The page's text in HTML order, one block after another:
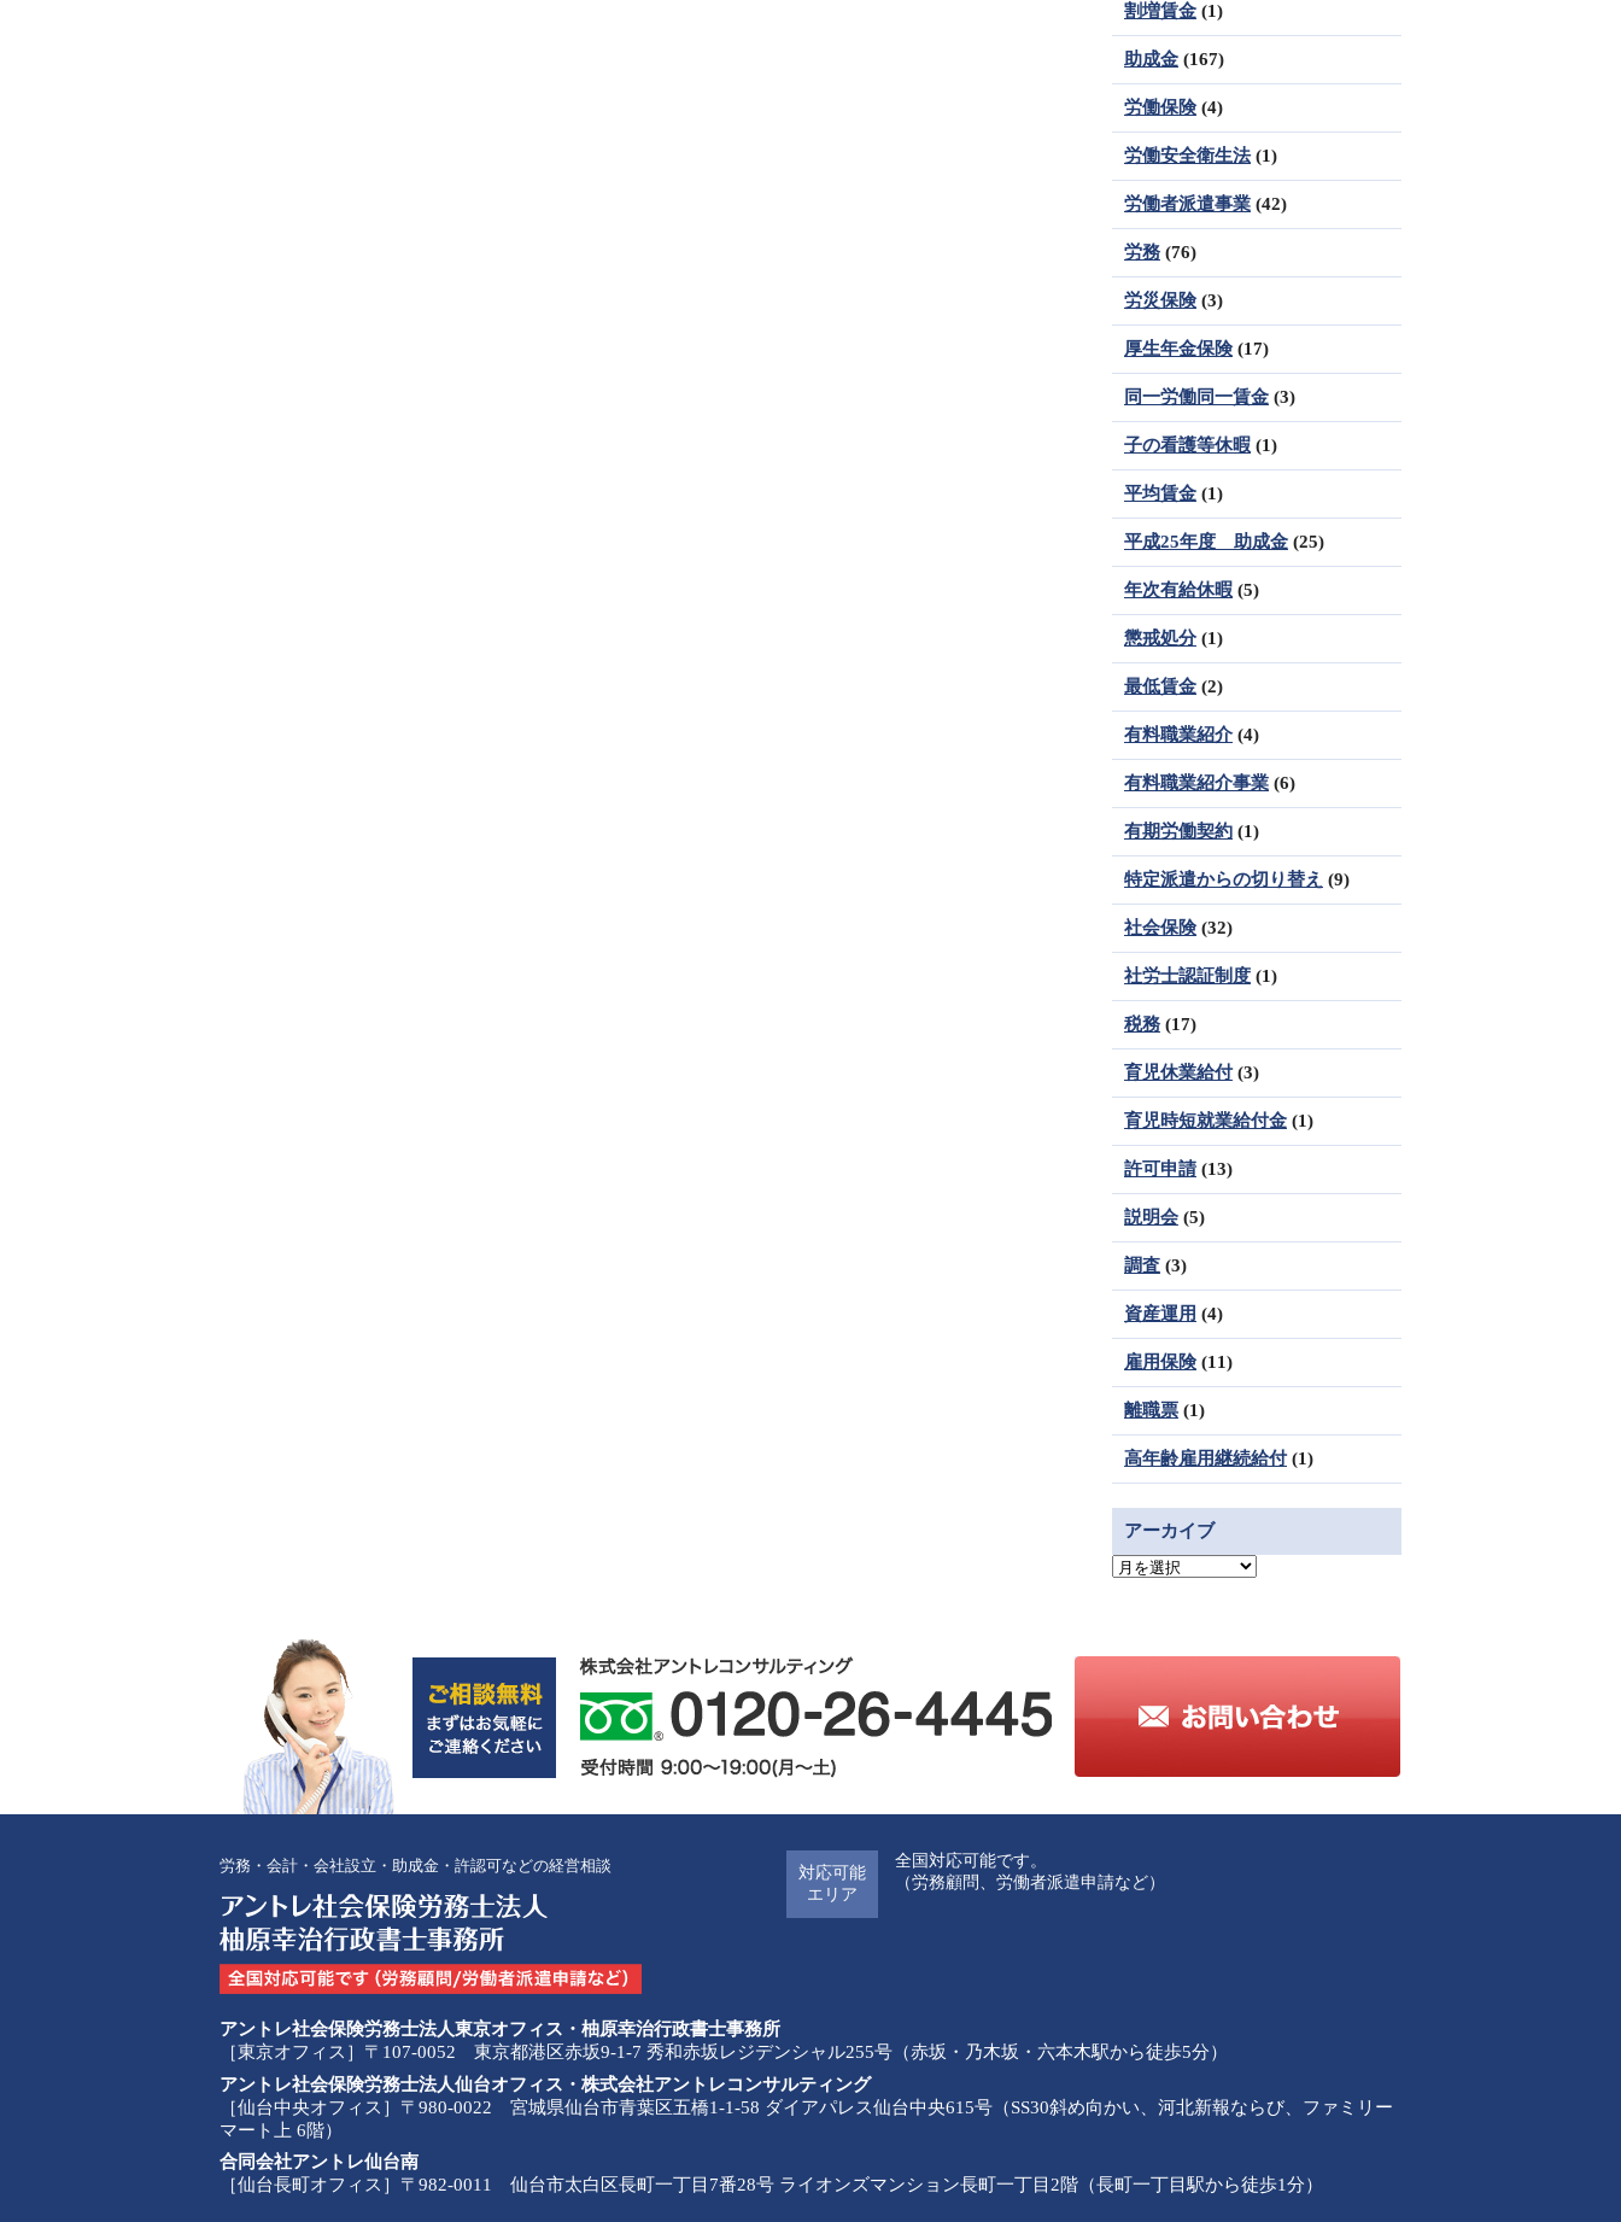
割増賃金 (1)
助成金 (167)
労働保険(4)
労働安全衛生法(1)
労働者派遣事業 (42)
労務 (76)
労災保険(3)
厚生年金保険(17)
同一労働同一賃金 (3)
子の看護等休暇 (1)
平均賃金 (1)
平成25年度 助成金 (25)
年次有給休暇 (5)
懲戒処分(1)
最低賃金 (2)
有料職業紹介(4)
有料職業紹介事業 (6)
有期労働契約 (1)
特定派遣からの切り替え (9)
社会保険(32)
社労士認証制度 (1)
税務 (17)
育児休業給付(3)
育児時短就業給付金 (1)
許可申請 (13)
説明会 (5)
調査 (3)
資産運用 (4)
雇用保険(11)
離職票 (1)
高年齢雇用継続給付(1)
アーカイブ
ア
ブ
労務・会計・会社設立・助成金・許認可などの経営相談
対応可能
エリア
全国対応可能です。
（労務顧問、労働者派遣申請など）
アントレ社会保険労務士法人東京オフィス・柚原幸治行政書士事務所
［東京オフィス］〒107-0052 東京都港区赤坂9-1-7 秀和赤坂レジデンシャル255号（赤坂・乃木坂・六本木駅から徒歩5分）
アントレ社会保険労務士法人仙台オフィス・株式会社アントレコンサルティング
［仙台中央オフィス］〒980-0022 宮城県仙台市青葉区五橋1-1-58 ダイアパレス仙台中央615号（SS30斜め向かい、河北新報ならび、ファミリー
マート上 6階）
合同会社アントレ仙台南
［仙台長町オフィス］〒982-0011 仙台市太白区長町一丁目7番28号 ライオンズマンション長町一丁目2階（長町一丁目駅から徒歩1分）